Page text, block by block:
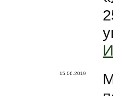
15.06.2019